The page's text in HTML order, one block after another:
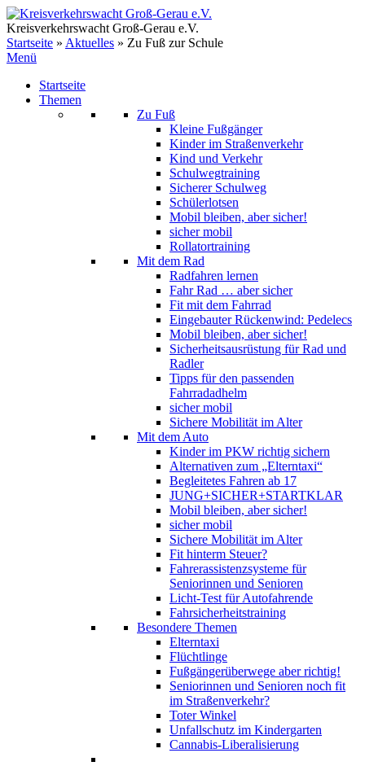
Zum
Inhalt
springen
Kreisverkehrswacht Groß-Gerau e.V.
Startseite » Aktuelles » Zu Fuß zur Schule
Menü
Startseite
Themen
Zu Fuß
Kleine Fußgänger
Kinder im Straßenverkehr
Kind und Verkehr
Schulwegtraining
Sicherer Schulweg
Schülerlotsen
Mobil bleiben, aber sicher!
sicher mobil
Rollatortraining
Mit dem Rad
Radfahren lernen
Fahr Rad … aber sicher
Fit mit dem Fahrrad
Eingebauter Rückenwind: Pedelecs
Mobil bleiben, aber sicher!
Sicherheitsausrüstung für Rad und
Radler
Tipps für den passenden
Fahrradadhelm
sicher mobil
Sichere Mobilität im Alter
Mit dem Auto
Kinder im PKW richtig sichern
Alternativen zum „Elterntaxi“
Begleitetes Fahren ab 17
JUNG+SICHER+STARTKLAR
Mobil bleiben, aber sicher!
sicher mobil
Sichere Mobilität im Alter
Fit hinterm Steuer?
Fahrerassistenzsysteme für
Seniorinnen und Senioren
Licht-Test für Autofahrende
Fahrsicherheitstraining
Besondere Themen
Elterntaxi
Flüchtlinge
Fußgängerüberwege aber richtig!
Seniorinnen und Senioren noch fit
im Straßenverkehr?
Toter Winkel
Unfallschutz im Kindergarten
Cannabis-Liberalisierung